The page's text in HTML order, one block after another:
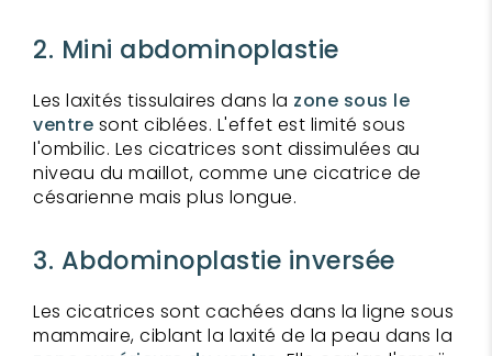
2. Mini abdominoplastie
Les laxités tissulaires dans la zone sous le
ventre sont ciblées. L'effet est limité sous
l'ombilic. Les cicatrices sont dissimulées au
niveau du maillot, comme une cicatrice de
césarienne mais plus longue.
3. Abdominoplastie inversée
Les cicatrices sont cachées dans la ligne sous
mammaire, ciblant la laxité de la peau dans la